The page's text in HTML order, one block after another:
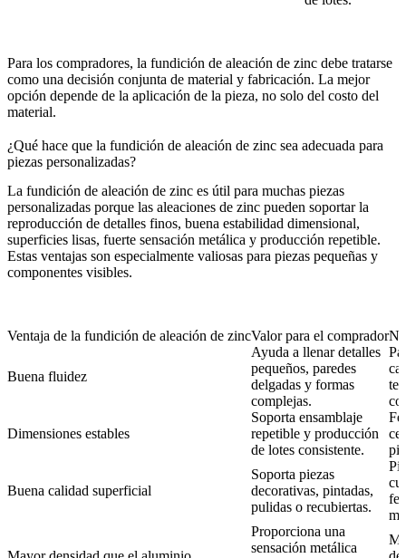
Para los compradores, la fundición de aleación de zinc debe tratarse
como una decisión conjunta de material y fabricación. La mejor
opción depende de la aplicación de la pieza, no solo del costo del
material.
¿Qué hace que la fundición de aleación de zinc sea adecuada para
piezas personalizadas?
La fundición de aleación de zinc es útil para muchas piezas
personalizadas porque las aleaciones de zinc pueden soportar la
reproducción de detalles finos, buena estabilidad dimensional,
superficies lisas, fuerte sensación metálica y producción repetible.
Estas ventajas son especialmente valiosas para piezas pequeñas y
componentes visibles.
Ventaja de la fundición de aleación de zincValor para el comprador
Buena fluidez
Ayuda a llenar detalles
pequeños, paredes
delgadas y formas
complejas.
Dimensiones estables
Soporta ensamblaje
repetible y producción
de lotes consistente.
Buena calidad superficial
Soporta piezas
decorativas, pintadas,
pulidas o recubiertas.
Proporciona una
sensación metálica